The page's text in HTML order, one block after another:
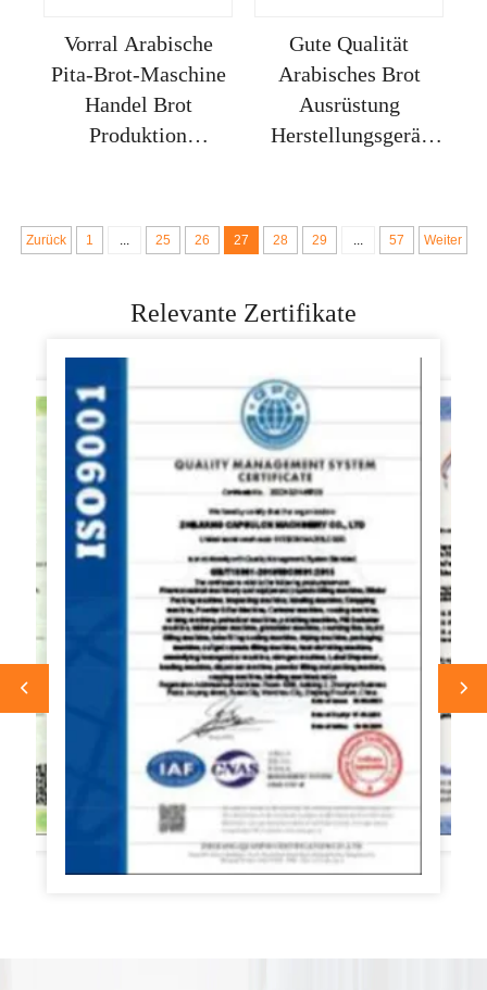
Vorral Arabische
Pita-Brot-Maschine
Handel Brot
Produktion
Gute Qualität
Arabisches Brot
Ausrüstung
Herstellungsgerät
Zurück 1 ... 25 26 27 28 29 ... 57 Weiter
Relevante Zertifikate